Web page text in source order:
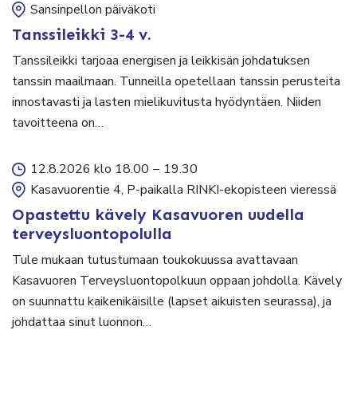
Sansinpellon päiväkoti
Tanssileikki 3-4 v.
Tanssileikki tarjoaa energisen ja leikkisän johdatuksen
tanssin maailmaan. Tunneilla opetellaan tanssin perusteita
innostavasti ja lasten mielikuvitusta hyödyntäen. Niiden
tavoitteena on…
12.8.2026 klo 18.00 – 19.30
Kasavuorentie 4, P-paikalla RINKI-ekopisteen vieressä
Opastettu kävely Kasavuoren uudella
terveysluontopolulla
Tule mukaan tutustumaan toukokuussa avattavaan
Kasavuoren Terveysluontopolkuun oppaan johdolla. Kävely
on suunnattu kaikenikäisille (lapset aikuisten seurassa), ja
johdattaa sinut luonnon…